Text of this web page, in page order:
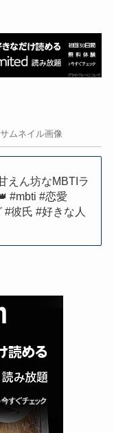
サムネイル画像
えん坊なMBTIラ
#mbti #恋愛
彼氏 #好きな人